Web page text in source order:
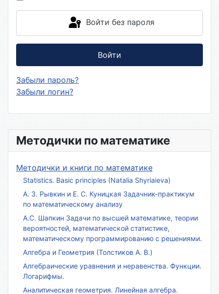
Методички по математике
Методички и книги по математике
Statistics. Basic principles (Natalia Shyriaieva)
А. З. Рывкин и Е. С. Куницкая Задачник-практикум
по математическому анализу
А.С. Шапкин Задачи по высшей математике, теории
вероятностей, математической статистике,
математическому программированию с решениями.
Алгебра и Геометрия (Толстиков А. В.)
Алгебраические уравнения и неравенства. Функции.
Логарифмы.
Аналитическая геометрия. Линейная алгебра.
Войти без пароля
Войти
Забыли пароль?
Забыли логин?